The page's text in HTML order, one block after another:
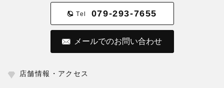
Tel 079-293-7655
メールでのお問い合わせ
店舗情報・アクセス